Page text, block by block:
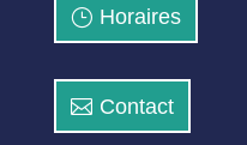
Horaires
Contact